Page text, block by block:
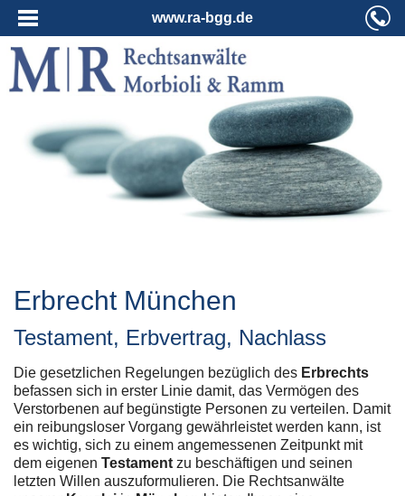
www.ra-bgg.de
Erbrecht München
Testament, Erbvertrag, Nachlass
Die gesetzlichen Regelungen bezüglich des Erbrechts
befassen sich in erster Linie damit, das Vermögen des
Verstorbenen auf begünstigte Personen zu verteilen. Damit
ein reibungsloser Vorgang gewährleistet werden kann, ist
es wichtig, sich zu einem angemessenen Zeitpunkt mit
dem eigenen Testament zu beschäftigen und seinen
letzten Willen auszuformulieren. Die Rechtsanwälte